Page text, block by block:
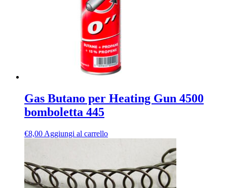
Gas Butano per Heating Gun 4500
bomboletta 445
€8,00 Aggiungi al carrello